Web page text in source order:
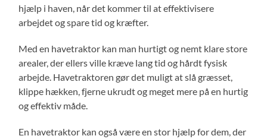
hjælp i haven, når det kommer til at effektivisere
arbejdet og spare tid og kræfter.
Med en havetraktor kan man hurtigt og nemt klare store
arealer, der ellers ville kræve lang tid og hårdt fysisk
arbejde. Havetraktoren gør det muligt at slå græsset,
klippe hækken, fjerne ukrudt og meget mere på en hurtig
og effektiv måde.
En havetraktor kan også være en stor hjælp for dem, der